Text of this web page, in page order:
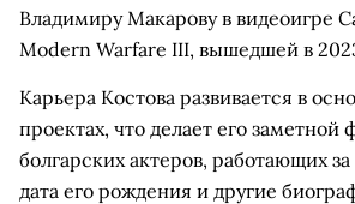
Владимиру Макарову в видеоигре
Modern Warfare III, вышедшей в
Карьера Костова развивается в
проектах, что делает его заметной
болгарских актеров, работающих
дата его рождения и другие